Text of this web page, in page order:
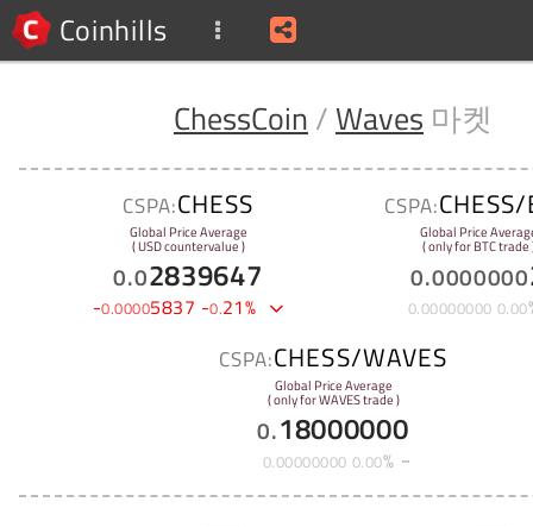
Coinhills
ChessCoin / Waves 마켓
CSPA:CHESS
Global Price Average
( USD countervalue )
0.02839647
-0.00005837 -0.21%
CSPA:
Global Price
( only for BTC trade
0.0000000
0.00000000 0.00
CSPA:CHESS/WAVES
Global Price Average
( only for WAVES trade )
0.18000000
0.00000000 0.00%